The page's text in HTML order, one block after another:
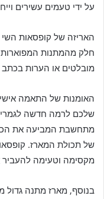
על ידי טעמים עשירים
האריזה של קופסאות
חלק מהמתנות המפוארות
מובלטים או הערות בכתב
האומנות של התאמה
שלכם לרמה חדשה לגמרי.
מתחשבת המביעה את
של תכולת המארז.
מקסימה וטעימה
בנוסף, מארז מתנה גדול